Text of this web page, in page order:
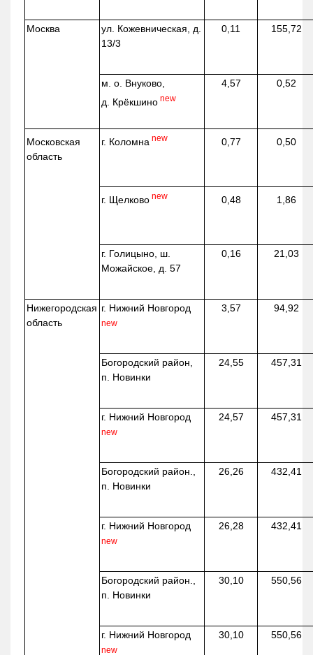
Москва ул. Кожевническая , д.
13/3
0,11 155,72
м. о. Внуково,
д. Крёкшино new
4,57 0,52
Московская
область
г. Коломна new 0,77 0,50
г. Щелково new 0,48 1,86
г. Голицыно, ш.
Можайское, д. 57
0,16 21,03
Нижегородская
область
г. Нижний Новгород
new
3,57 94,92
Богородский район,
п. Новинки
24,55 457,31
г. Нижний Новгород
new
24,57 457,31
Богородский район.,
п. Новинки
26,26 432,41
г. Нижний Новгород
new
26,28 432,41
Богородский район.,
п. Новинки
30,10 550,56
г. Нижний Новгород
new
30,10 550,56